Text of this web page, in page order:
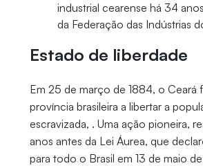
industrial cearense há 34
da Federação das Indústrias
Estado de liberdade
Em 25 de março de 1884, o Ceará
província brasileira a libertar a
escravizada, . Uma ação pioneira,
anos antes da Lei Áurea, que
para todo o Brasil em 13 de maio